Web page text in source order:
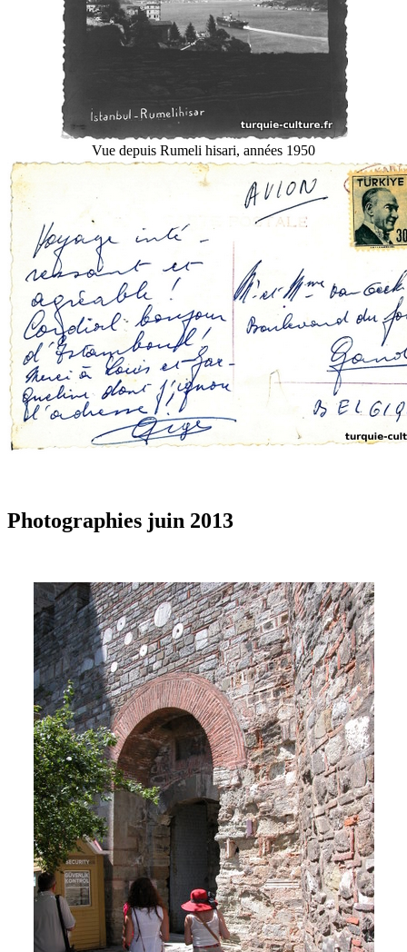
Vue depuis Rumeli hisari, années 1950
Photographies juin 2013